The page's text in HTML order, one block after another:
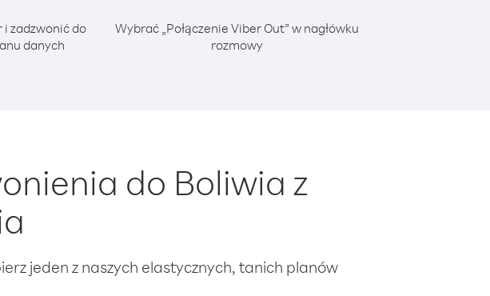
zadzwonić do
danych
Wybrać „Połączenie Viber Out” w nagłówku
rozmowy
do Boliwia z
jeden z naszych elastycznych, tanich planów